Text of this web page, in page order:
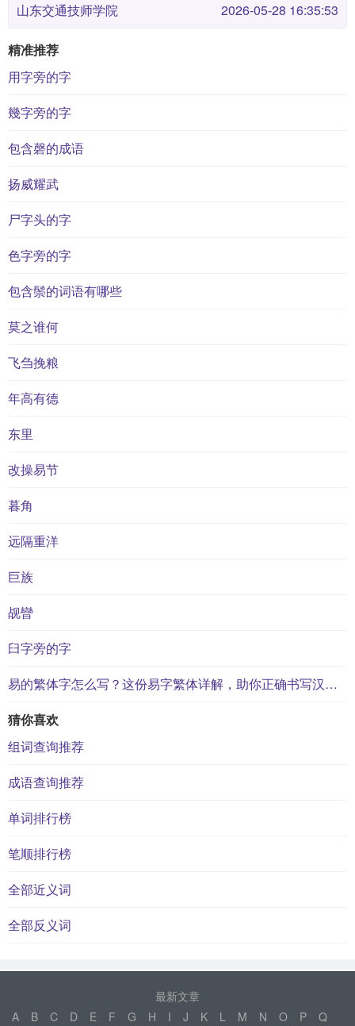
山东交通技师学院 2026-05-28 16:35:53
精准推荐
用字旁的字
幾字旁的字
包含磬的成语
扬威耀武
尸字头的字
色字旁的字
包含鬃的词语有哪些
莫之谁何
飞刍挽粮
年高有德
东里
改操易节
暮角
远隔重洋
巨族
觇矕
臼字旁的字
易的繁体字怎么写？这份易字繁体详解，助你正确书写汉字_汉字繁体学习
猜你喜欢
组词查询推荐
成语查询推荐
单词排行榜
笔顺排行榜
全部近义词
全部反义词
最新文章
A
B C D E F G H I J K L M N O P
Q